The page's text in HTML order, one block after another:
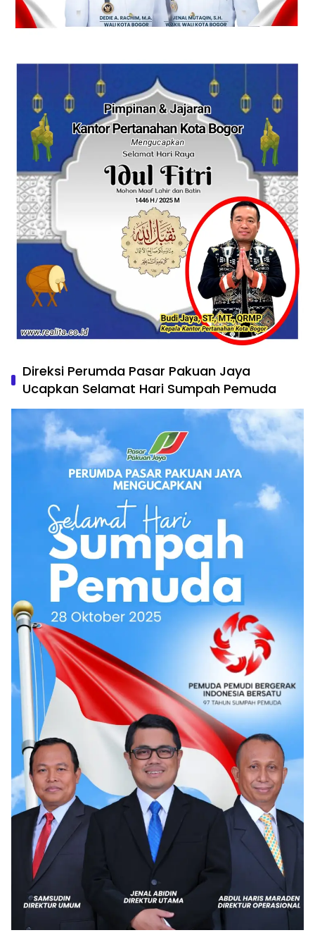
Direksi Perumda Pasar Pakuan Jaya
Ucapkan Selamat Hari Sumpah Pemuda